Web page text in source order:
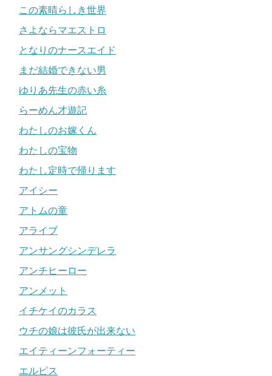
この素晴らしき世界
さよならマエストロ
となりのナースエイド
まだ結婚できない男
ゆりあ先生の赤い糸
らーめん才遊記
わたしのお嫁くん
わたしの宝物
わたし定時で帰ります
アイシー
アトムの童
アライブ
アンサングシンデレラ
アンチヒーロー
アンメット
イチケイのカラス
ウチの娘は彼氏が出来ない
エイティーンフォーティー
エルピス